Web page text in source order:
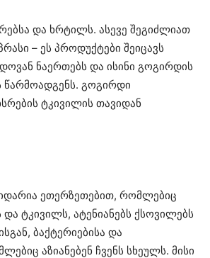
და ხრტილს. ასევე შეგიძლიათ
– ეს პროდუქტები შეიცავს
ნაერთებს და ისინი გოგირდის
გოგირდი
ტკივილის თავიდან
ეთერზეთებით, რომლებიც
და ტკივილს, ატენიანებს ქსოვილებს
ბაქტერიებისა და
აზიანებენ ჩვენს სხეულს. მისი